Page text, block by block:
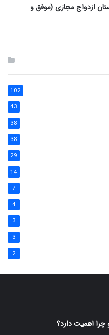
ازدواج مجازی (موفق و
102
43
38
38
29
14
7
4
3
3
2
اهمیت دارد؟